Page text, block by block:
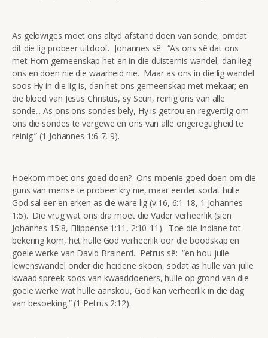
As gelowiges moet ons altyd afstand doen van sonde, omdat
dít die lig probeer uitdoof. Johannes sê: “As ons sê dat ons
met Hom gemeenskap het en in die duisternis wandel, dan lieg
ons en doen nie die waarheid nie. Maar as ons in die lig wandel
soos Hy in die lig is, dan het ons gemeenskap met mekaar; en
die bloed van Jesus Christus, sy Seun, reinig ons van alle
sonde... As ons ons sondes bely, Hy is getrou en regverdig om
ons die sondes te vergewe en ons van alle ongeregtigheid te
reinig.” (1 Johannes 1:6-7, 9).
Hoekom moet ons goed doen? Ons moenie goed doen om die
guns van mense te probeer kry nie, maar eerder sodat hulle
God sal eer en erken as die ware lig (v.16, 6:1-18, 1 Johannes
1:5). Die vrug wat ons dra moet die Vader verheerlik (sien
Johannes 15:8, Filippense 1:11, 2:10-11). Toe die Indiane tot
bekering kom, het hulle God verheerlik oor die boodskap en
goeie werke van David Brainerd. Petrus sê: “en hou julle
lewenswandel onder die heidene skoon, sodat as hulle van julle
kwaad spreek soos van kwaaddoeners, hulle op grond van die
goeie werke wat hulle aanskou, God kan verheerlik in die dag
van besoeking.” (1 Petrus 2:12).